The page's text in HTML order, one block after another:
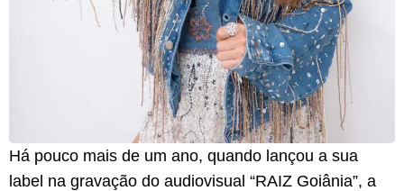
Há pouco mais de um ano, quando lançou a sua
label na gravação do audiovisual “RAIZ Goiânia”, a